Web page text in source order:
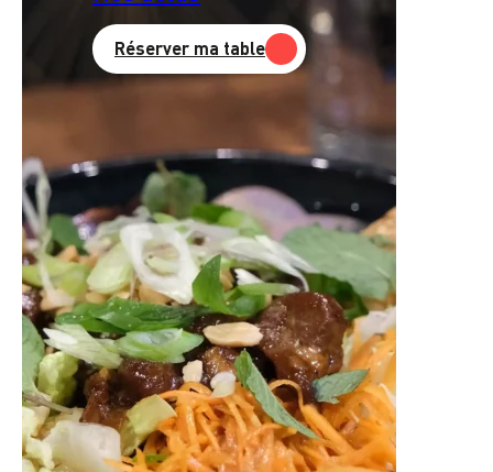
Réserver ma table